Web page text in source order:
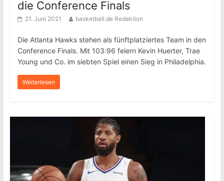
die Conference Finals
21. Juni 2021 basketball.de Redaktion
Die Atlanta Hawks stehen als fünftplatziertes Team in den
Conference Finals. Mit 103:96 feiern Kevin Huerter, Trae
Young und Co. im siebten Spiel einen Sieg in Philadelphia.
Weiterlesen